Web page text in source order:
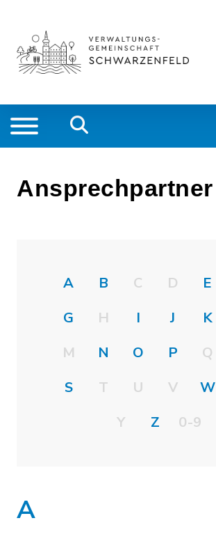
Ansprechpartner
A B C D E
G
H I J K
M
N O P Q
S
T U V W
Y
Z 0-9
A